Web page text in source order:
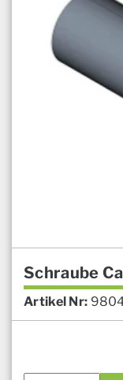
Schraube
Artikel Nr: